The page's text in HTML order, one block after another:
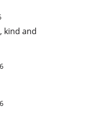
kind and